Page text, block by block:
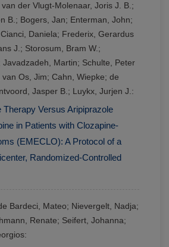
der Vlugt-Molenaar, Joris J. B.;
B.; Bogers, Jan; Enterman, John;
Daniela; Frederix, Gerardus
J.; Storosum, Bram W.;
Javadzadeh, Martin; Schulte, Peter
Os, Jim; Cahn, Wiepke; de
Jasper B.; Luykx, Jurjen J.:
Versus Aripiprazole
in Patients with Clozapine-
(EMECLO): A Protocol of a
Randomized-Controlled
Bardeci, Mateo; Nievergelt, Nadja;
Renate; Seifert, Johanna;